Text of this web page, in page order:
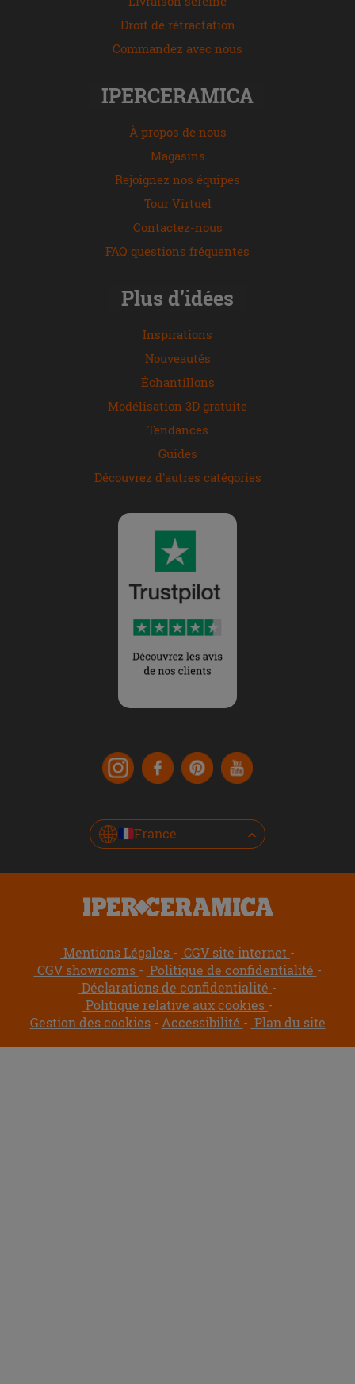
Droit de rétractation
Commandez avec nous
IPERCERAMICA
À propos de nous
Magasins
Rejoignez nos équipes
Tour Virtuel
Contactez-nous
FAQ questions fréquentes
Plus d’idées
Inspirations
Nouveautés
Échantillons
Modélisation 3D gratuite
Tendances
Guides
Découvrez d'autres catégories
France
Mentions Légales
CGV site internet
CGV showrooms
Politique de confidentialité
Déclarations de confidentialité
Politique relative aux cookies
Gestion des cookies
Accessibilité Plan du site